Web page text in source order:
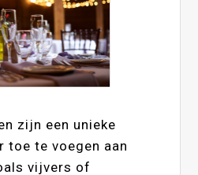
zijn een unieke
toe te voegen aan
vijvers of